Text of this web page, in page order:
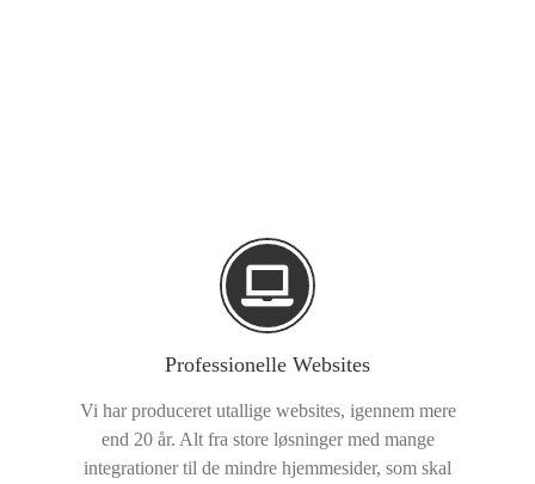
Professionelle Websites
Vi har produceret utallige websites, igennem mere
end 20 år. Alt fra store løsninger med mange
integrationer til de mindre hjemmesider, som skal